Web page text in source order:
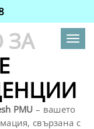
ЗА
PMU – вашето
свързана с